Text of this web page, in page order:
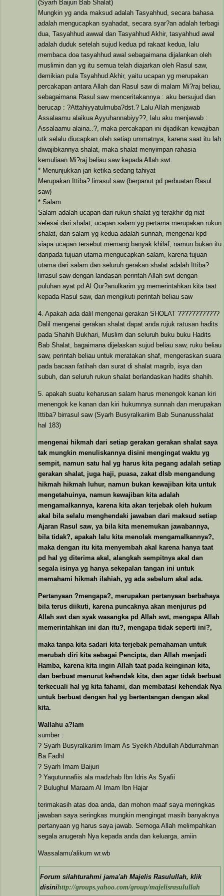
(Syarh Baijuri Bab Shalat)
Mungkin yg anda maksud adalah Tasyahhud, secara bahasa
adalah mengucapkan syahadat, secara syar?an adalah terbagi
dua, Tasyahhud awwal dan Tasyahhud Akhir, tasyahhud awal
adalah duduk setelah sujud kedua pd rakaat kedua, lalu
membaca doa tasyahhud awal sebagaimana dijalankan oleh
muslimin dan yg itu semua telah diajarkan oleh Rasul saw,
demikian pula Tsyahhud Akhir, yaitu ucapan yg merupakan
percakapan antara Allah dan Rasul saw di malam Mi?raj beliau,
sebagaimana Rasul saw menceritakannya : aku bersujud dan
berucap : ?Attahiyyatulmuba?dst.? Lalu Allah menjawab
Assalaamu alaikua Ayyuhannabiyy??, lalu aku menjawab :
Assalaamu alaina..?, maka percakapan ini dijadikan kewajiban
utk selalu diucapkan oleh setiap ummatnya, karena saat itu lah
diwajibkannya shalat, maka shalat menyimpan rahasia
kemuliaan Mi?raj beliau saw kepada Allah swt.
* Menunjukkan jari ketika sedang tahiyat
Merupakan Ittiba? lirrasul saw (berpanut pd perbuatan Rasul
saw)
* Salam
Salam adalah ucapan dari rukun shalat yg terakhir dg niat
selesai dari shalat, ucapan salam yg pertama merupakan rukun
shalat, dan salam yg kedua adalah sunnah, mengenai kpd
siapa ucapan tersebut memang banyak khilaf, namun bukan itu
daripada tujuan utama mengucapkan salam, karena tujuan
utama dari salam dan seluruh gerakan shalat adalah Ittiba?
lirrasul saw dengan landasan perintah Allah swt dengan
puluhan ayat pd Al Qur?anulkarim yg memerintahkan kita taat
kepada Rasul saw, dan mengikuti perintah beliau saw
4. Apakah ada dalil mengenai gerakan SHOLAT ????????????
Dalil mengenai gerakan shalat dapat anda rujuk ratusan hadits
pada Shahih Bukhari, Muslim dan seluruh buku buku Hadits
Bab Shalat, bagaimana dijelaskan sujud beliau saw, ruku beliau
saw, perintah beliau untuk meratakan shaf, mengeraskan suara
pada bacaan fatihah dan surat di shalat magrib, isya dan
subuh, dan seluruh rukun shalat berlandaskan hadits shahih.
5. apakah suatu keharusan salam harus menengok kanan kiri
menengok ke kanan dan kiri hukumnya sunnah dan merupakan
Ittiba? birrasul saw (Syarh Busyralkariim Bab Sunanusshalat
hal 183)
mengenai hikmah dari setiap gerakan gerakan shalat saya
tak mungkin menuliskannya disini mengingat waktu yg
sempit, namun satu hal yg harus kita pegang adalah setiap
gerakan shalat, juga haji, puasa, zakat dlsb mengandung
hikmah hikmah luhur, namun bukan kewajiban kita untuk
mengetahuinya, namun kewajiban kita adalah
mengamalkannya, karena kita akan terjebak oleh hukum
akal bila selalu menghendaki jawaban dari maksud setiap
Ajaran Rasul saw, ya bila kita menemukan jawabannya,
bila tidak?, apakah lalu kita menolak mengamalkannya?,
maka dengan itu kita menyembah akal karena hanya taat
pd hal yg diterima akal, alangkah sempitnya akal dan
segala isinya yg hanya sekepalan tangan ini untuk
memahami hikmah ilahiah, yg ada sebelum akal ada.
Pertanyaan ?mengapa?, merupakan pertanyaan berbahaya
bila terus diikuti, karena puncaknya akan menjurus pd
Allah swt dan syak wasangka pd Allah swt, mengapa Allah
memerintahkan ini dan itu?, mengapa tidak seperti ini?,
maka tanpa kita sadari kita terjebak pemahaman untuk
merubah diri kita sebagai Pencipta, dan Allah menjadi
Hamba, karena kita ingin Allah taat pada keinginan kita,
dan berbuat menurut kehendak kita, dan agar tidak berbuat
terkecuali hal yg kita fahami, dan membatasi kehendak Nya
untuk berbuat dengan hal yg bertentangan dengan akal
kita.
Wallahu a?lam
sumber :
? Syarh Busyralkariim Imam As Syeikh Abdullah Abdurrahman
Ba Fadhl
? Syarh Imam Baijuri
? Yaqutunnafiis ala madzhab Ibn Idris As Syafii
? Bulughul Maraam Al Imam Ibn Hajar
terimakasih atas doa anda, dan mohon maaf saya meringkas
jawaban saya seringkas mungkin mengingat masih banyaknya
pertanyaan yg harus saya jawab. Semoga Allah melimpahkan
segala anugerah Nya kepada anda dan keluarga, amiin
Wassalamu'alikum wr.wb
Forum silahturahmi jama'ah Majelis Rasulullah, klik
disinihttp://groups.yahoo.com/group/majelisrasulullah